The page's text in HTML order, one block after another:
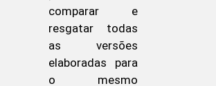
comparar e
resgatar todas
as versões
elaboradas para
o mesmo